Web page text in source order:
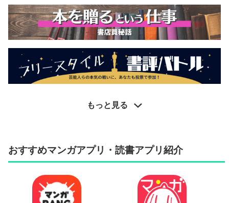
もっと見る
おすすめマンガアプリ・読書アプリ紹介